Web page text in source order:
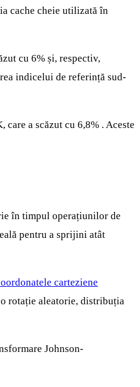
cache cheie utilizată în
cu 6% și, respectiv,
indicelui de referință sud-
, care a scăzut cu 6,8% . Aceste
în timpul operațiunilor de
pentru a sprijini atât
carteziene
rotație aleatorie, distribuția
Johnson-